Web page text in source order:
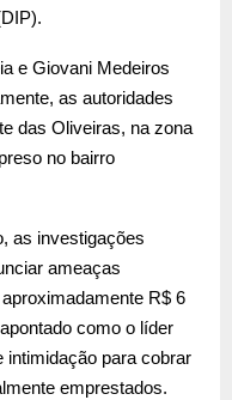
e Giovani Medeiros
as autoridades
das Oliveiras, na zona
no bairro
as investigações
ameaças
R$ 6
como o líder
intimidação para cobrar
emprestados.